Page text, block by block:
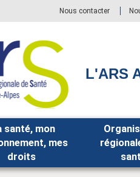
Nous contacter
L'ARS
santé, mon
mes
droits